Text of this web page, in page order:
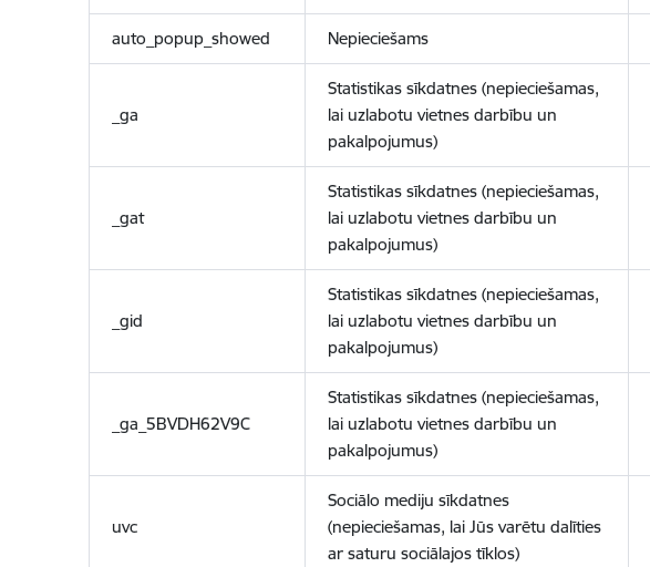
auto_popup_showed Nepieciešams
_ga
Statistikas sīkdatnes (nepieciešamas,
lai uzlabotu vietnes darbību un
pakalpojumus)
_gat
Statistikas sīkdatnes (nepieciešamas,
lai uzlabotu vietnes darbību un
pakalpojumus)
_gid
Statistikas sīkdatnes (nepieciešamas,
lai uzlabotu vietnes darbību un
pakalpojumus)
_ga_5BVDH62V9C
Statistikas sīkdatnes (nepieciešamas,
lai uzlabotu vietnes darbību un
pakalpojumus)
uvc
Sociālo mediju sīkdatnes
(nepieciešamas, lai Jūs varētu dalīties
ar saturu sociālajos tīklos)